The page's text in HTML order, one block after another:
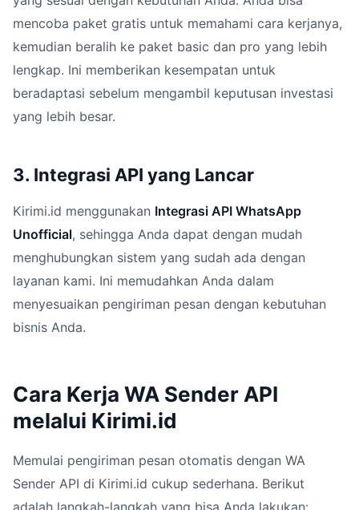
mencoba paket gratis untuk memahami cara kerjanya,
kemudian beralih ke paket basic dan pro yang lebih
lengkap. Ini memberikan kesempatan untuk
beradaptasi sebelum mengambil keputusan investasi
yang lebih besar.
3. Integrasi API yang Lancar
Kirimi.id menggunakan Integrasi API WhatsApp
Unofficial, sehingga Anda dapat dengan mudah
menghubungkan sistem yang sudah ada dengan
layanan kami. Ini memudahkan Anda dalam
menyesuaikan pengiriman pesan dengan kebutuhan
bisnis Anda.
Cara Kerja WA Sender API
melalui Kirimi.id
Memulai pengiriman pesan otomatis dengan WA
Sender API di Kirimi.id cukup sederhana. Berikut
adalah langkah-langkah yang bisa Anda lakukan: